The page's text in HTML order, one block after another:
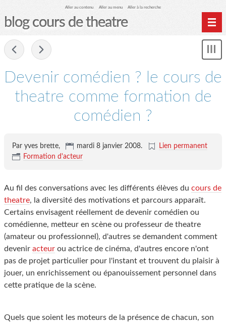
Aller au contenu Aller au menu Aller à la recherche
blog cours de theatre
Devenir comédien ? le cours de
theatre comme formation de
comédien ?
Par yves brette, mardi 8 janvier 2008.
Lien permanent
Formation d'acteur
Au fil des conversations avec les différents élèves du cours de
theatre, la diversité des motivations et parcours apparaît.
Certains envisagent réellement de devenir comédien ou
comédienne, metteur en scène ou professeur de theatre
(amateur ou professionnel), d'autres se demandent comment
devenir acteur ou actrice de cinéma, d'autres encore n'ont
pas de projet particulier pour l'instant et trouvent du plaisir à
jouer, un enrichissement ou épanouissement personnel dans
cette pratique de la scène.
Quels que soient les moteurs de la présence de chacun, son